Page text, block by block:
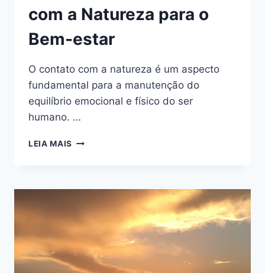
com a Natureza para o
Bem-estar
O contato com a natureza é um aspecto
fundamental para a manutenção do
equilíbrio emocional e físico do ser
humano. …
LEIA MAIS OS
COM
NATUREZA
BEM-
ESTAR